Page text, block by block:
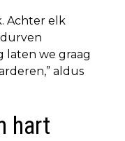
Achter elk
laten we graag
aldus
hart